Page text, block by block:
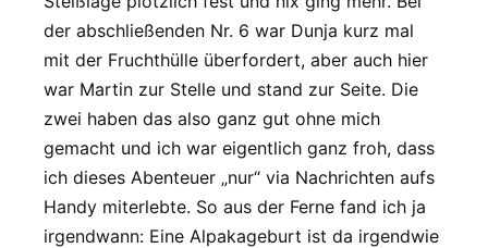
der abschließenden Nr. 6 war Dunja kurz mal
mit der Fruchthülle überfordert, aber auch hier
war Martin zur Stelle und stand zur Seite. Die
zwei haben das also ganz gut ohne mich
gemacht und ich war eigentlich ganz froh, dass
ich dieses Abenteuer „nur“ via Nachrichten aufs
Handy miterlebte. So aus der Ferne fand ich ja
irgendwann: Eine Alpakageburt ist da irgendwie